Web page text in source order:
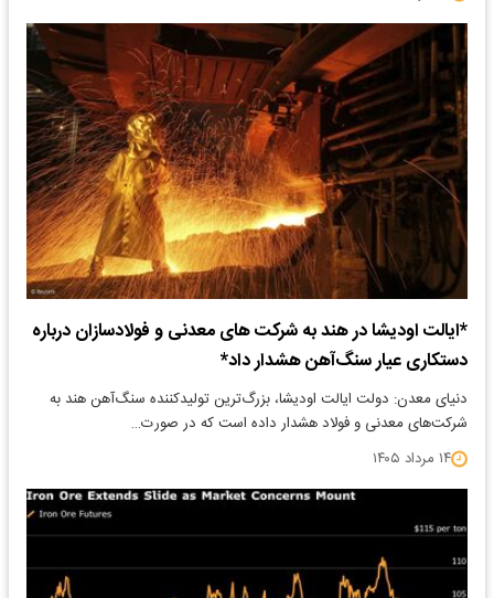
*ایالت اودیشا در هند به شرکت های معدنی و فولادسازان درباره
دستکاری عیار سنگ‌آهن هشدار داد*
دنیای معدن: دولت ایالت اودیشا، بزرگ‌ترین تولیدکننده سنگ‌آهن هند به
شرکت‌های معدنی و فولاد هشدار داده است که در صورت…
۱۴ مرداد ۱۴۰۵